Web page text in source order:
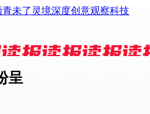
青未了 灵境深度创意观察科技
呈